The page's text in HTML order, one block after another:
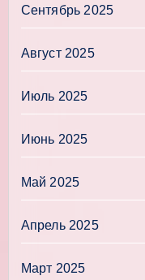
Сентябрь 2025
Август 2025
Июль 2025
Июнь 2025
Май 2025
Апрель 2025
Март 2025